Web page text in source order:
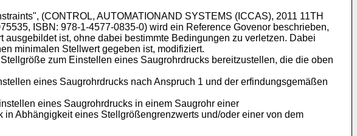
(CONTROL, AUTOMATIONAND SYSTEMS (ICCAS), 2011 11TH
ISBN: 978-1-4577-0835-0) wird ein Reference Govenor beschrieben,
ist, ohne dabei bestimmte Bedingungen zu verletzen. Dabei
minimalen Stellwert gegeben ist, modifiziert.
zum Einstellen eines Saugrohrdrucks bereitzustellen, die die oben
eines Saugrohrdrucks nach Anspruch 1 und der erfindungsgemäßen
eines Saugrohrdrucks in einem Saugrohr einer
Abhängigkeit eines Stellgrößengrenzwerts und/oder einer von dem